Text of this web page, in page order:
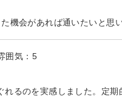
機会があれば通いたいと思い
囲気：5
るのを実感しました。定期